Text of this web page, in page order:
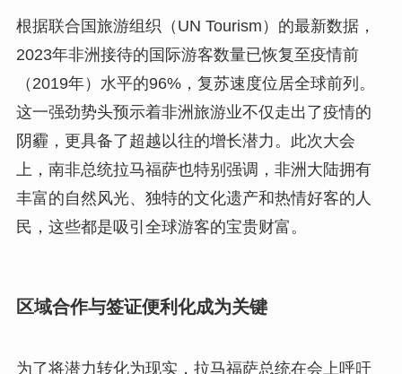
根据联合国旅游组织（UN Tourism）的最新数据，
2023年非洲接待的国际游客数量已恢复至疫情前
（2019年）水平的96%，复苏速度位居全球前列。
这一强劲势头预示着非洲旅游业不仅走出了疫情的
阴霾，更具备了超越以往的增长潜力。此次大会
上，南非总统拉马福萨也特别强调，非洲大陆拥有
丰富的自然风光、独特的文化遗产和热情好客的人
民，这些都是吸引全球游客的宝贵财富。
区域合作与签证便利化成为关键
为了将潜力转化为现实，拉马福萨总统在会上呼吁